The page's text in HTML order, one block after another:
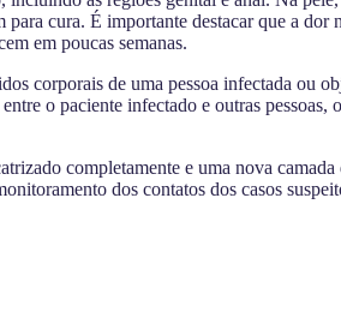
cura. É importante destacar que a dor
em poucas semanas.
corporais de uma pessoa infectada ou
o paciente infectado e outras pessoas,
completamente e uma nova
dos contatos dos casos